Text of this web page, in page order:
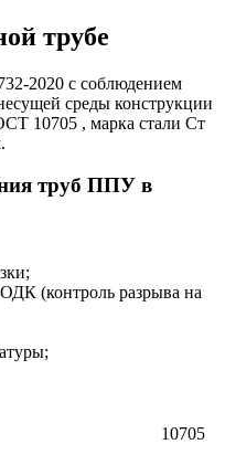
трубе
2020 с соблюдением
среды конструкции
10705 , марка стали Ст
труб ППУ в
(контроль разрыва на
10705